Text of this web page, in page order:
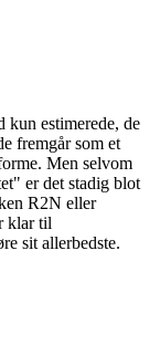
kun estimerede, de
fremgår som et
Men selvom
er det stadig blot
R2N eller
klar til
sit allerbedste.